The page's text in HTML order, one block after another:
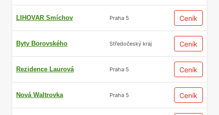
LIHOVAR Smíchov Praha 5 Ceník
Byty Borovského Středočeský kraj Ceník
Rezidence Laurová Praha 5 Ceník
Nová Waltrovka Praha 5 Ceník